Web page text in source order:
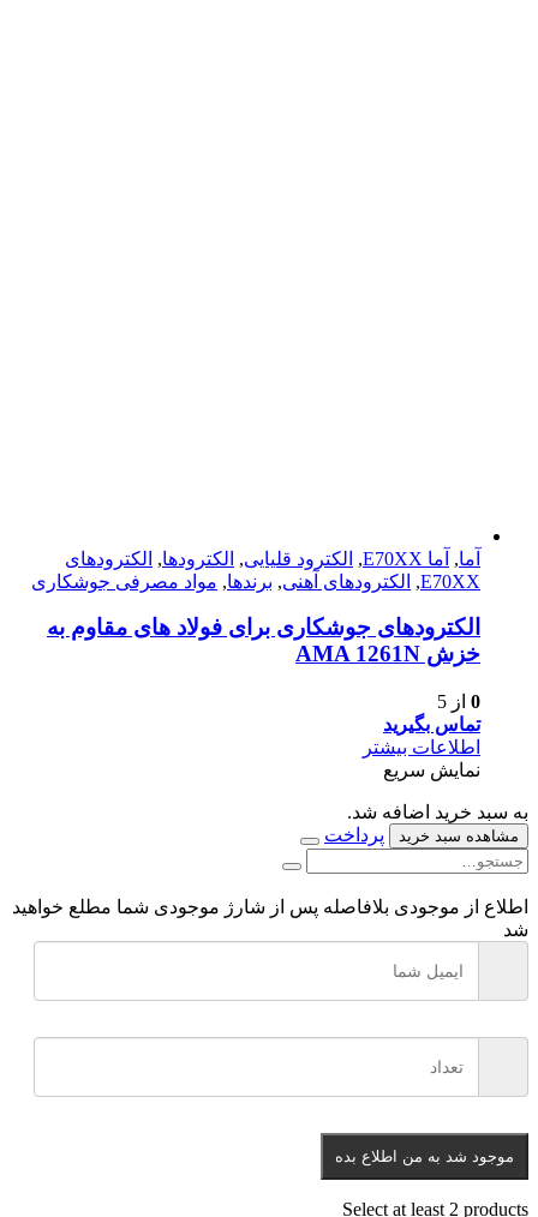
آما, آما E70XX , الکترود قلیایی, الکترودها, الکترود‌های
E70XX
, الکترود‌های آهنی, برندها, مواد مصرفی جوشکاری
الکترودهای جوشکاری برای فولاد های مقاوم به
خزش AMA 1261N
0 از 5
تماس بگیرید
اطلاعات بیشتر
نمایش سریع
به سبد خرید اضافه شد.
مشاهده سبد خرید پرداخت
اطلاع از موجودی بلافاصله پس از شارژ موجودی شما مطلع خواهید
شد
موجود شد به من اطلاع بده
Select at least 2 products